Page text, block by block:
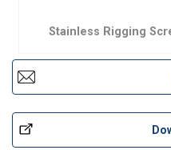
Stainless Rigging